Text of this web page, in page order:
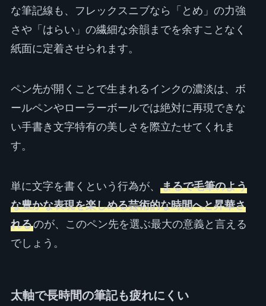
な筆記線も、フレックスニブなら「とめ」の力強
さや「はらい」の繊細な余韻までを余すことなく
紙面に定着させられます。
ペン先が開くことで生まれるインクの濃淡は、ボ
ールペンやローラーボールでは絶対に再現できな
い手書き文字特有の美しさを際立たせてくれま
す。
単に文字を書くという行為が、 まるで毛筆のよう
な豊かな表現を楽しめる芸術的な時間へと昇華さ
れるのが、このペン先を選ぶ最大の意義と言える
でしょう。
太軸で長時間の筆記も疲れにくい